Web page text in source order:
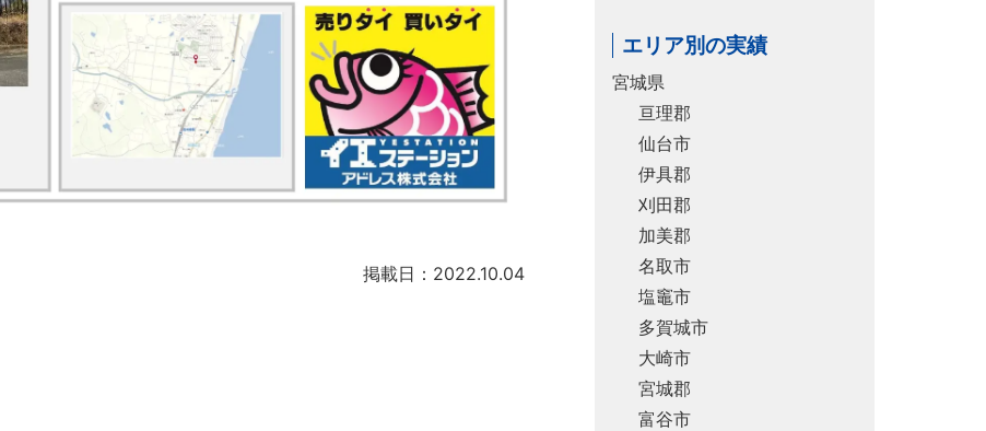
掲載日：2022.10.04
エリア別の実績
宮城県
亘理郡
仙台市
伊具郡
刈田郡
加美郡
名取市
塩竈市
多賀城市
大崎市
宮城郡
富谷市